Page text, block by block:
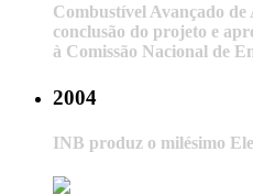
Combustível Avançado
conclusão do projeto e
à Comissão Nacional de
2004
INB produz o milésimo